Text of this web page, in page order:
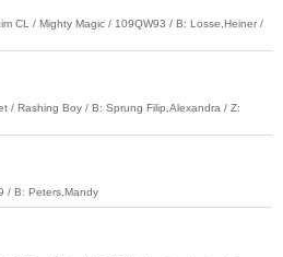
CL / Mighty Magic / 109QW93 / B: Losse,Heiner /
/ Rashing Boy / B: Sprung Filip,Alexandra / Z:
/ B: Peters,Mandy